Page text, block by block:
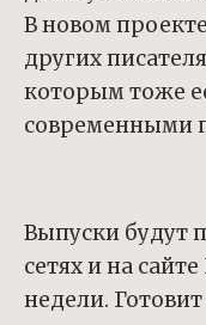
В новом
других
которым тоже
современными
Выпуски будут
сетях и на
недели.